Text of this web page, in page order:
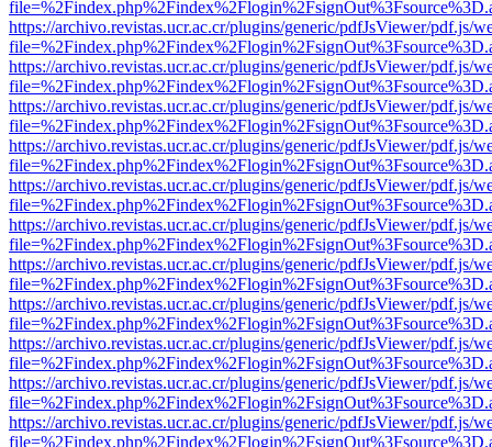
https://archivo.revistas.ucr.ac.cr/plugins/generic/pdfJsViewer/pdf.js/
https://archivo.revistas.ucr.ac.cr/plugins/generic/pdfJsViewer/pdf.js/
https://archivo.revistas.ucr.ac.cr/plugins/generic/pdfJsViewer/pdf.js/
https://archivo.revistas.ucr.ac.cr/plugins/generic/pdfJsViewer/pdf.js/
https://archivo.revistas.ucr.ac.cr/plugins/generic/pdfJsViewer/pdf.js/
https://archivo.revistas.ucr.ac.cr/plugins/generic/pdfJsViewer/pdf.js/
https://archivo.revistas.ucr.ac.cr/plugins/generic/pdfJsViewer/pdf.js/
https://archivo.revistas.ucr.ac.cr/plugins/generic/pdfJsViewer/pdf.js/
https://archivo.revistas.ucr.ac.cr/plugins/generic/pdfJsViewer/pdf.js/
https://archivo.revistas.ucr.ac.cr/plugins/generic/pdfJsViewer/pdf.js/
https://archivo.revistas.ucr.ac.cr/plugins/generic/pdfJsViewer/pdf.js/